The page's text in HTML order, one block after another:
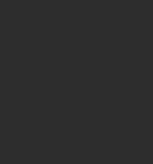
für die
finden